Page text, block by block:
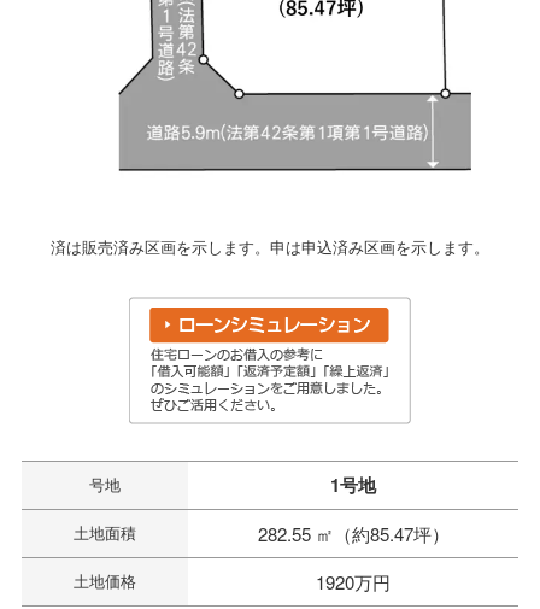
済は販売済み区画を示します。申は申込済み区画を示します。
号地 1号地
土地面積 282.55 ㎡（約85.47坪）
土地価格 1920万円